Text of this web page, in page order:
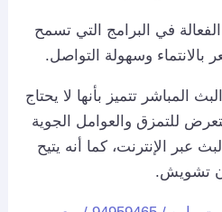
في البرامج التي تسمح
بالانتماء وسهولة التواصل.
المباشر تتميز بأنها لا يحتاج
للتمزق والعوامل الجوية
عبر الإنترنت، كما أنه يتيح
تشويش.